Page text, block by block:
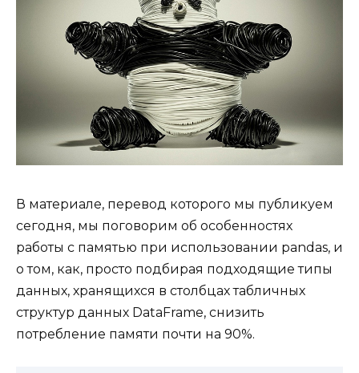
В материале, перевод которого мы публикуем
сегодня, мы поговорим об особенностях
работы с памятью при использовании pandas, и
о том, как, просто подбирая подходящие типы
данных, хранящихся в столбцах табличных
структур данных DataFrame, снизить
потребление памяти почти на 90%.